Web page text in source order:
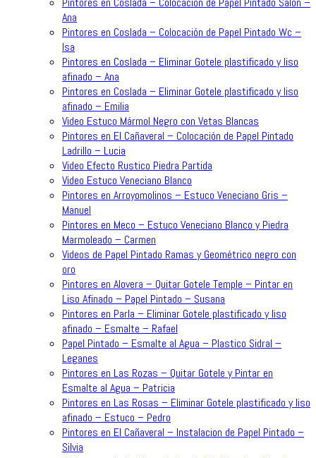
Ana
Pintores en Coslada – Colocación de Papel Pintado Wc –
Isa
Pintores en Coslada – Eliminar Gotele plastificado y liso
afinado – Ana
Pintores en Coslada – Eliminar Gotele plastificado y liso
afinado – Emilia
Video Estuco Mármol Negro con Vetas Blancas
Pintores en El Cañaveral – Colocación de Papel Pintado
Ladrillo – Lucia
Video Efecto Rustico Piedra Partida
Video Estuco Veneciano Blanco
Pintores en Arroyomolinos – Estuco Veneciano Gris –
Manuel
Pintores en Meco – Estuco Veneciano Blanco y Piedra
Marmoleado – Carmen
Videos de Papel Pintado Ramas y Geométrico negro con
oro
Pintores en Alovera – Quitar Gotele Temple – Pintar en
Liso Afinado – Papel Pintado – Susana
Pintores en Parla – Eliminar Gotele plastificado y liso
afinado – Esmalte – Rafael
Papel Pintado – Esmalte al Agua – Plastico Sidral –
Leganes
Pintores en Las Rozas – Quitar Gotele y Pintar en
Esmalte al Agua – Patricia
Pintores en Las Rosas – Eliminar Gotele plastificado y liso
afinado – Estuco – Pedro
Pintores en El Cañaveral – Instalacion de Papel Pintado –
Silvia